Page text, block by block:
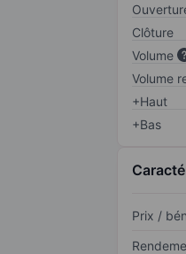
Clôture
Volume
Volume
+Haut
+Bas
Prix /